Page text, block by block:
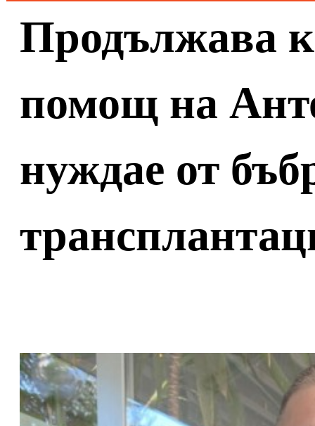
Продължава
помощ на
нуждае от